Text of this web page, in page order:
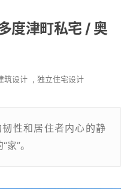
度津町私宅 / 奥
筑设计 , 独立住宅设计
性和居住者内心的静
”。